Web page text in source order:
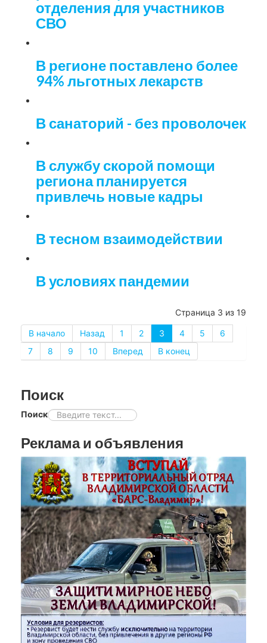
отделения для участников
СВО
В регионе поставлено более
94% льготных лекарств
В санаторий - без проволочек
В службу скорой помощи
региона планируется
привлечь новые кадры
В тесном взаимодействии
В условиях пандемии
Страница 3 из 19
В начало Назад 1 2 3 4 5
6
7
8 9 10 Вперед В конец
Поиск
Поиск
Реклама и объявления